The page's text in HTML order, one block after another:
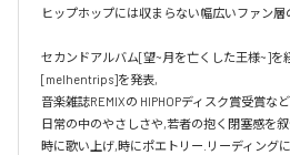
ヒップホップには収まらない幅広いファン層
セカンドアルバム[望~月を亡くした王様~]を
[melhentrips]を発表,
音楽雑誌REMIXの HIPHOPディスク賞受賞な
日常の中のやさしさや,若者の抱く閉塞感を
時に歌い上げ,時にポエトリー.リーディング